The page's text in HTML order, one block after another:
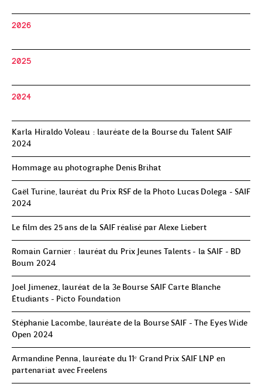
2026
2025
2024
Karla Hiraldo Voleau : lauréate de la Bourse du Talent SAIF
2024
Hommage au photographe Denis Brihat
Gaël Turine, lauréat du Prix RSF de la Photo Lucas Dolega - SAIF
2024
Le film des 25 ans de la SAIF réalisé par Alexe Liebert
Romain Garnier : lauréat du Prix Jeunes Talents - la SAIF - BD
Boum 2024
Joel Jimenez, lauréat de la 3e Bourse SAIF Carte Blanche
Étudiants - Picto Foundation
Stéphanie Lacombe, lauréate de la Bourse SAIF - The Eyes Wide
Open 2024
Armandine Penna, lauréate du 11ᵉ Grand Prix SAIF LNP en
partenariat avec Freelens